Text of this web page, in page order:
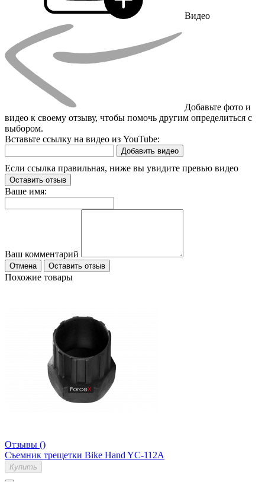
Видео
Добавьте фото и
видео к своему отзыву, чтобы помочь другим определиться с
выбором.
Вставьте ссылку на видео из YouTube:
Добавить видео
Если ссылка правильная, ниже вы увидите превью видео
Оставить отзыв
Ваше имя:
Ваш комментарий
Отмена Оставить отзыв
Похожие товары
Отзывы ()
Съемник трещетки Bike Hand YC-112A
Купить